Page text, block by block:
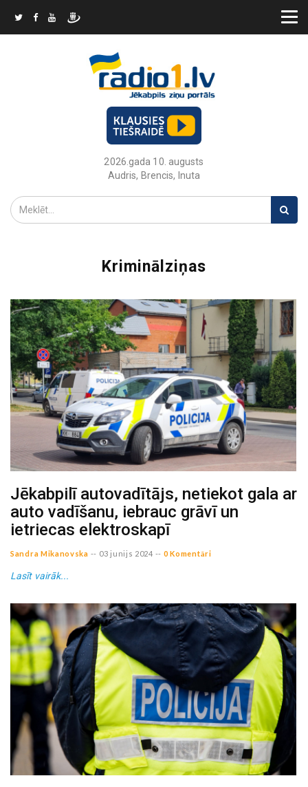
2026.gada 10. augusts
Audris, Brencis, Inuta
Kriminālziņas
Jēkabpilī autovadītājs, netiekot gala ar
auto vadīšanu, iebrauc grāvī un
ietriecas elektroskapī
Sandra Mikanovska -- 03 junijs 2024 -- 0 Komentāri
Lasīt vairāk...